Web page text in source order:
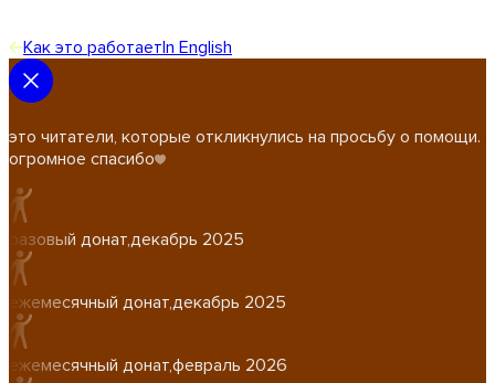
Как это работаетIn English
это читатели, которые откликнулись на просьбу о помощи.
огромное спасибо
разовый донат,декабрь 2025
ежемесячный донат,декабрь 2025
ежемесячный донат,февраль 2026